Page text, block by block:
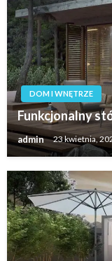
DOM I WNĘTRZE
Funkcjonalny
admin 23 kwietnia,